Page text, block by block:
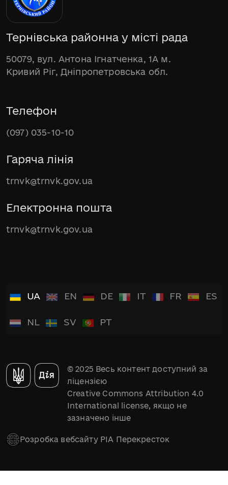
Тернівська районна у місті рада
50079, вул. Антона Ігнатченка, 1А м.
Кривий Ріг, Дніпропетровська обл.
Телефон
(097) 035-10-10
Гаряча лінія
trnvk@trnvk.gov.ua
Електронна пошта
trnvk@trnvk.gov.ua
UA EN DE IT FR ES
NL SV PT
© 2025 Весь контент доступний за
ліцензією
Creative Commons Attribution 4.0
International license, якщо не
зазначено інше
Розробка вебсайту РІА Перекресток